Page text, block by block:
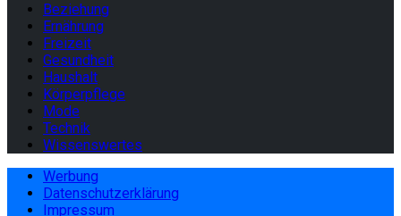
Beziehung
Ernährung
Freizeit
Gesundheit
Haushalt
Körperpflege
Mode
Technik
Wissenswertes
Werbung
Datenschutzerklärung
Impressum